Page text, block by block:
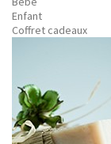
Enfant
Coffret cadeaux